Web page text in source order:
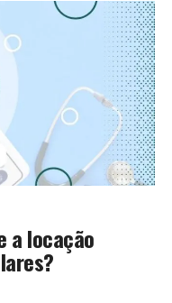
a locação